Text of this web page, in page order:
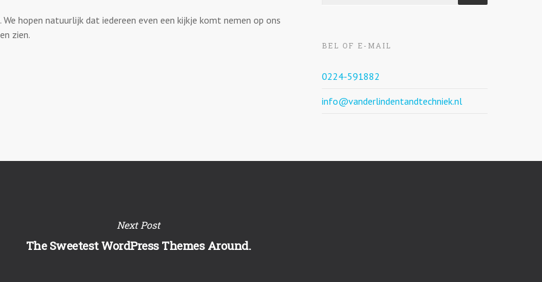
hopen natuurlijk dat iedereen even een kijkje komt nemen op ons
zien.
BEL OF E-MAIL
0224-591882
info@vanderlindentandtechniek.nl
Next Post
The Sweetest WordPress Themes Around.